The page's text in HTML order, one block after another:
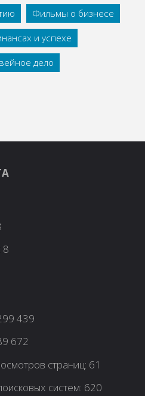
Фильмы о бизнесе
и успехе
дело
8
439
672
страниц: 61
систем: 620